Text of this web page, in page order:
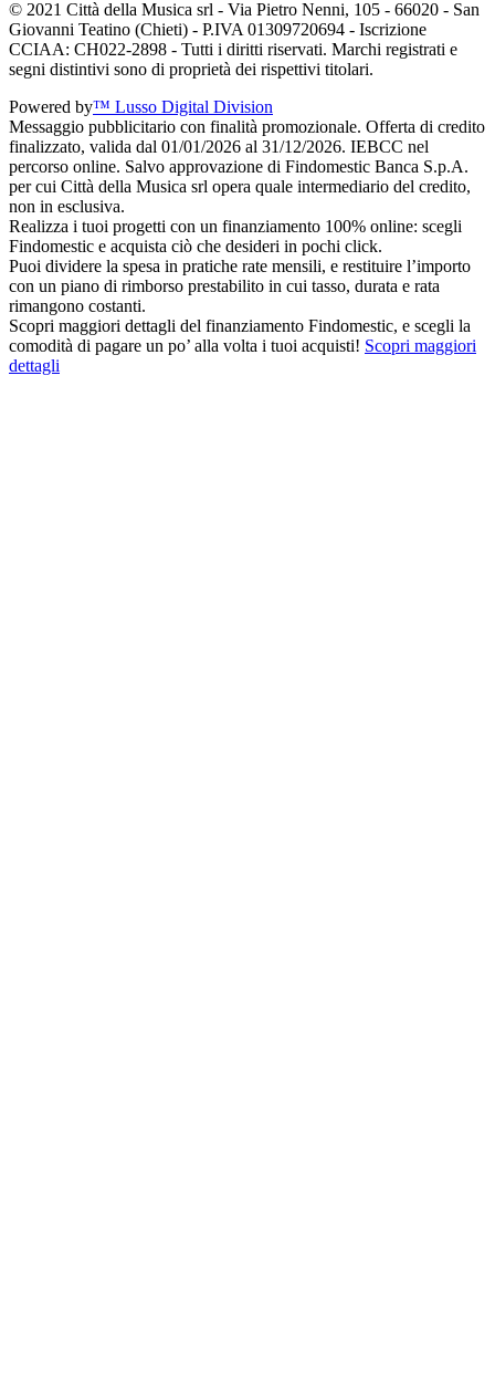
© 2021 Città della Musica srl - Via Pietro Nenni, 105 - 66020 - San
Giovanni Teatino (Chieti) - P.IVA 01309720694 - Iscrizione
CCIAA: CH022-2898 - Tutti i diritti riservati. Marchi registrati e
segni distintivi sono di proprietà dei rispettivi titolari.
Powered by™ Lusso Digital Division
Messaggio pubblicitario con finalità promozionale. Offerta di credito
finalizzato, valida dal 01/01/2026 al 31/12/2026. IEBCC nel
percorso online. Salvo approvazione di Findomestic Banca S.p.A.
per cui Città della Musica srl opera quale intermediario del credito,
non in esclusiva.
Realizza i tuoi progetti con un finanziamento 100% online: scegli
Findomestic e acquista ciò che desideri in pochi click.
Puoi dividere la spesa in pratiche rate mensili, e restituire l’importo
con un piano di rimborso prestabilito in cui tasso, durata e rata
rimangono costanti.
Scopri maggiori dettagli del finanziamento Findomestic, e scegli la
comodità di pagare un po’ alla volta i tuoi acquisti! Scopri maggiori
dettagli